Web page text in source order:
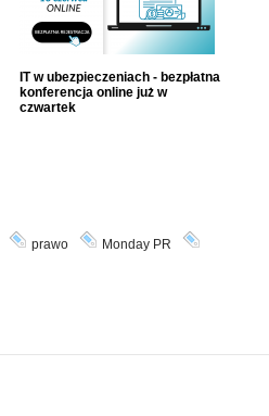
IT w ubezpieczeniach - bezpłatna
konferencja online już w
czwartek
prawo
Monday PR